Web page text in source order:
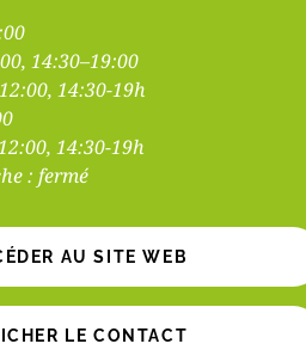
14:30–19:00
14:30-19h
14:30-19h
: fermé
AU SITE WEB
LE CONTACT